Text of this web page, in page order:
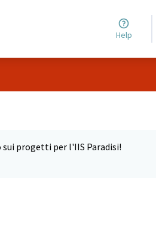
Help
progetti per l'IIS Paradisi!